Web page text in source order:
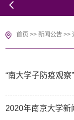
首页 >>新闻公告 >>
​“南大学子防疫观察